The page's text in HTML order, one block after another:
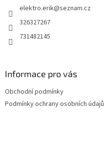
elektro.erik@seznam.cz
326327267
731482145
Informace pro vás
Obchodní podmínky
Podmínky ochrany osobních údajů